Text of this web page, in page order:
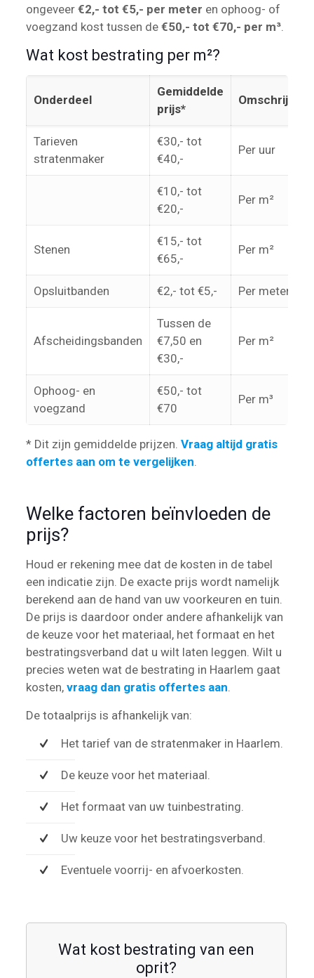
ongeveer €2,- tot €5,- per meter en ophoog- of
voegzand kost tussen de €50,- tot €70,- per m³.
Wat kost bestrating per m²?
Onderdeel
Gemiddelde
prijs*
Omschrijving
Tarieven
stratenmaker
€30,- tot
€40,-
Per uur
€10,- tot
€20,-
Per m²
Stenen
€15,- tot
€65,-
Per m²
Opsluitbanden €2,- tot €5,- Per meter
Afscheidingsbanden
Tussen de
€7,50 en
€30,-
Per m²
Ophoog- en
voegzand
€50,- tot
€70
Per m³
* Dit zijn gemiddelde prijzen. Vraag altijd gratis
offertes aan om te vergelijken.
Welke factoren beïnvloeden de
prijs?
Houd er rekening mee dat de kosten in de tabel
een indicatie zijn. De exacte prijs wordt namelijk
berekend aan de hand van uw voorkeuren en tuin.
De prijs is daardoor onder andere afhankelijk van
de keuze voor het materiaal, het formaat en het
bestratingsverband dat u wilt laten leggen. Wilt u
precies weten wat de bestrating in Haarlem gaat
kosten, vraag dan gratis offertes aan.
De totaalprijs is afhankelijk van:
Het tarief van de stratenmaker in Haarlem.
De keuze voor het materiaal.
Het formaat van uw tuinbestrating.
Uw keuze voor het bestratingsverband.
Eventuele voorrij- en afvoerkosten.
Wat kost bestrating van een
oprit?